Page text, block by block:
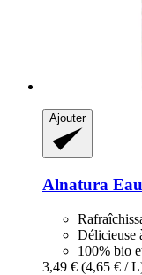
Ajouter
Alnatura
Délicieuse
100% bio
3,49 € (4,65 € /